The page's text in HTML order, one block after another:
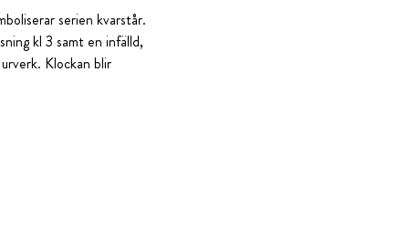
serien kvarstår.
kl 3 samt en infälld,
Klockan blir